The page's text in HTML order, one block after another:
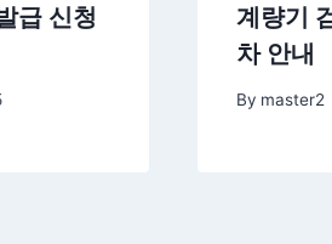
급 신청
계량기
차 안내
By master2